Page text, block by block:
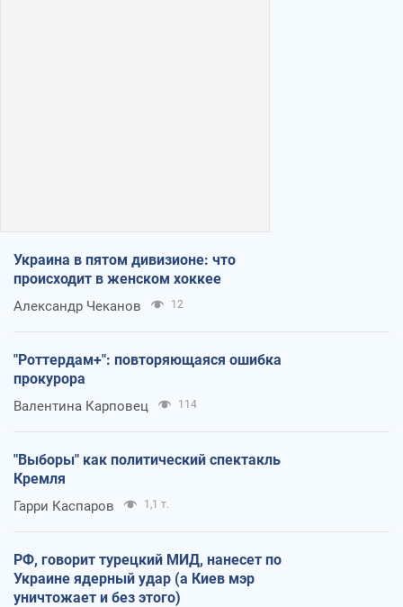
Украина в пятом дивизионе: что
происходит в женском хоккее
Александр Чеканов 12
"Роттердам+": повторяющаяся ошибка
прокурора
Валентина Карповец 114
"Выборы" как политический спектакль
Кремля
Гарри Каспаров 1,1 т.
РФ, говорит турецкий МИД, нанесет по
Украине ядерный удар (а Киев мэр
уничтожает и без этого)